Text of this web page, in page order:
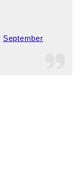
September